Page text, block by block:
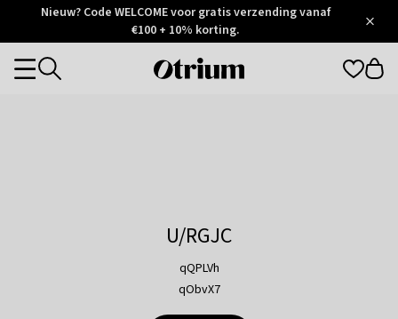
Otrium
Trustpilot
Nieuw? Code WELCOME voor gratis verzending vanaf
€100 + 10% korting.
Otrium
Categories
U/RGJC
qQPLVh
qObvX7